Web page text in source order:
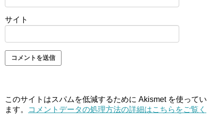
サイト
このサイトはスパムを低減するために Akismet を使ってい
ます。
コメントデータの処理方法の詳細はこちらをご覧く